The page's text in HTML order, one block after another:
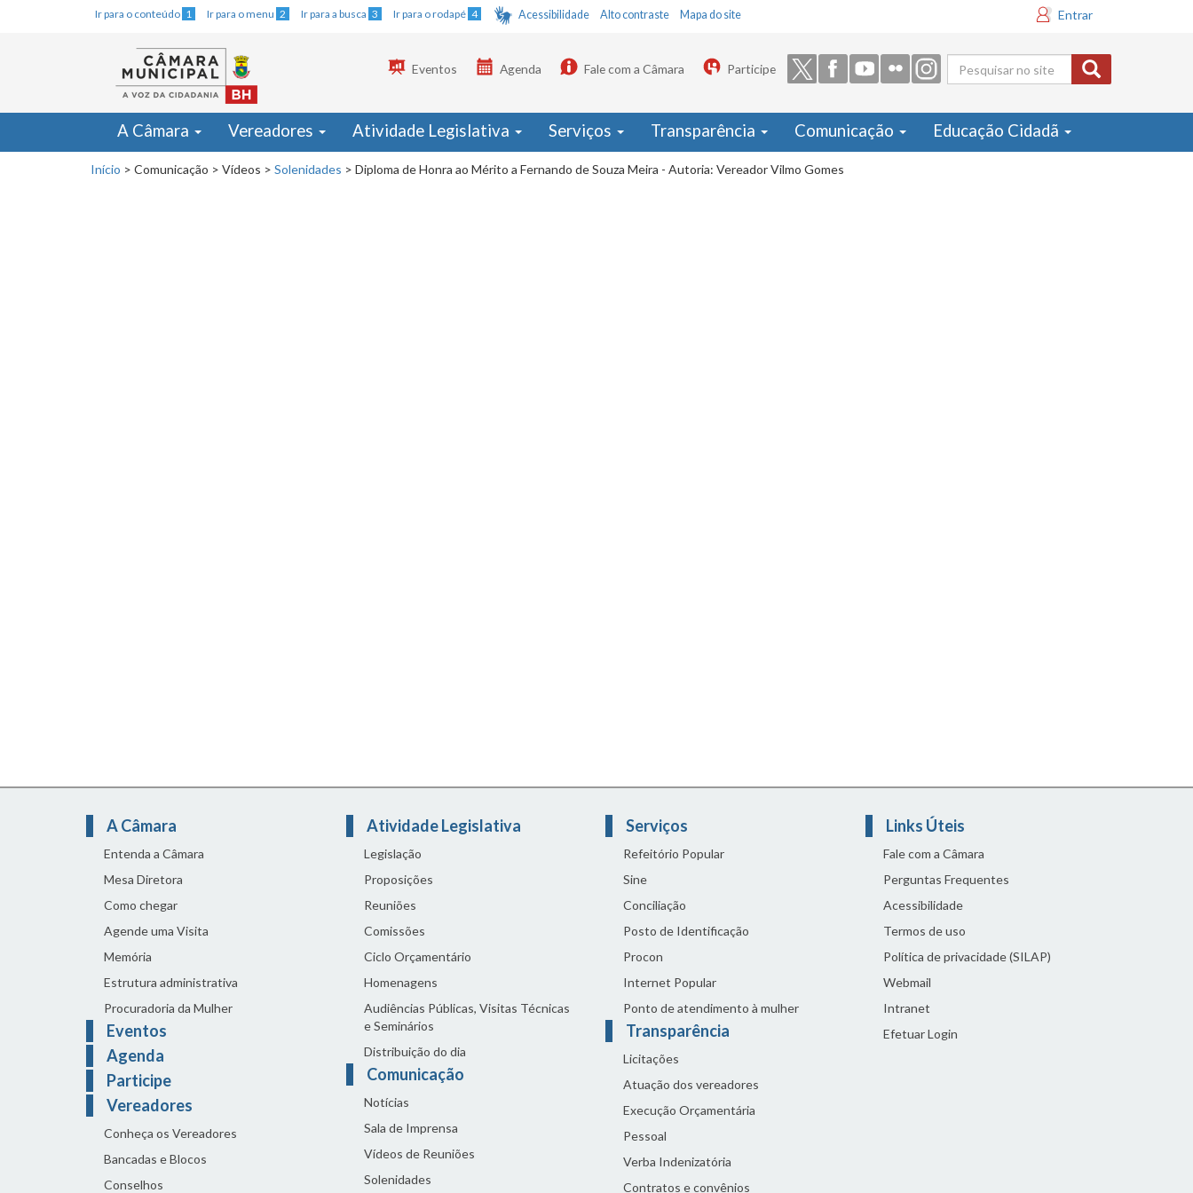
Ir para o conteúdo 1 Ir para o menu 2 Ir para a busca 3 Ir para o rodapé 4 Acessibilidade Alto contraste Mapa do site Entrar
Formulário
de busca
Eventos Agenda Fale com a Câmara Participe
A Câmara Vereadores Atividade Legislativa Serviços Transparência Comunicação Educação Cidadã
Início > Comunicação > Vídeos > Solenidades > Diploma de Honra ao Mérito a Fernando de Souza Meira - Autoria: Vereador Vilmo Gomes
A Câmara
Entenda a Câmara
Mesa Diretora
Como chegar
Agende uma Visita
Memória
Estrutura administrativa
Procuradoria da Mulher
Eventos
Agenda
Participe
Vereadores
Conheça os Vereadores
Bancadas e Blocos
Conselhos
Atividade Legislativa
Legislação
Proposições
Reuniões
Comissões
Ciclo Orçamentário
Homenagens
Audiências Públicas, Visitas Técnicas
e Seminários
Distribuição do dia
Comunicação
Notícias
Sala de Imprensa
Vídeos de Reuniões
Solenidades
Serviços
Refeitório Popular
Sine
Conciliação
Posto de Identificação
Procon
Internet Popular
Ponto de atendimento à mulher
Transparência
Licitações
Atuação dos vereadores
Execução Orçamentária
Pessoal
Verba Indenizatória
Contratos e convênios
Links Úteis
Fale com a Câmara
Perguntas Frequentes
Acessibilidade
Termos de uso
Política de privacidade (SILAP)
Webmail
Intranet
Efetuar Login